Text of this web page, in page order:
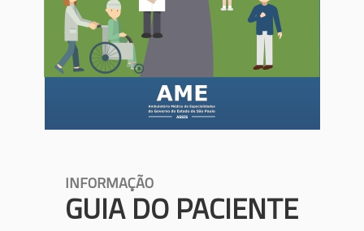
INFORMAÇÃO
GUIA DO PACIENTE